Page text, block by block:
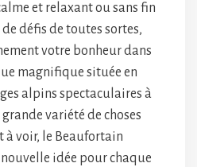
et relaxant ou sans fin
défis de toutes sortes,
votre bonheur dans
magnifique située en
alpins spectaculaires à
variété de choses
à voir, le Beaufortain
idée pour chaque